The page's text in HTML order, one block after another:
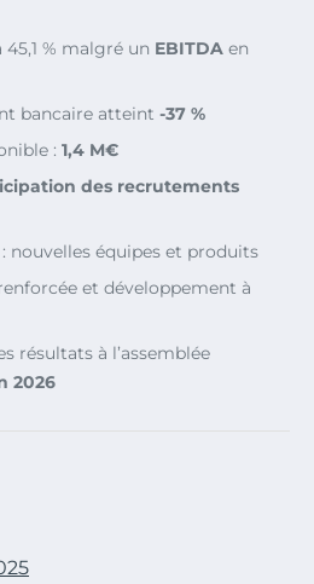
45,1 % malgré un EBITDA en
bancaire atteint -37 %
: 1,4 M€
des recrutements
: nouvelles équipes et produits
et développement à
résultats à l’assemblée
2026